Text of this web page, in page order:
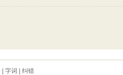
| 字词 纠错